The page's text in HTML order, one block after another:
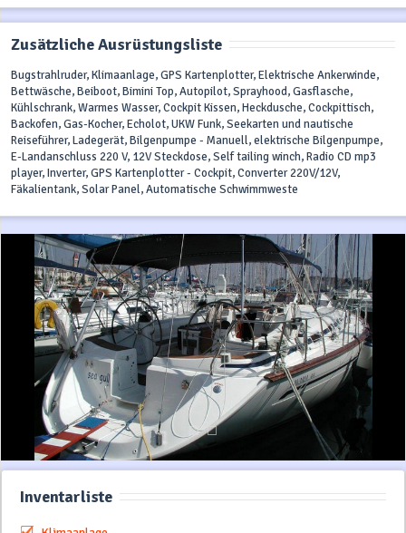
Zusätzliche Ausrüstungsliste
Bugstrahlruder, Klimaanlage, GPS Kartenplotter, Elektrische Ankerwinde,
Bettwäsche, Beiboot, Bimini Top, Autopilot, Sprayhood, Gasflasche,
Kühlschrank, Warmes Wasser, Cockpit Kissen, Heckdusche, Cockpittisch,
Backofen, Gas-Kocher, Echolot, UKW Funk, Seekarten und nautische
Reiseführer, Ladegerät, Bilgenpumpe - Manuell, elektrische Bilgenpumpe,
E-Landanschluss 220 V, 12V Steckdose, Self tailing winch, Radio CD mp3
player, Inverter, GPS Kartenplotter - Cockpit, Converter 220V/12V,
Fäkalientank, Solar Panel, Automatische Schwimmweste
Inventarliste